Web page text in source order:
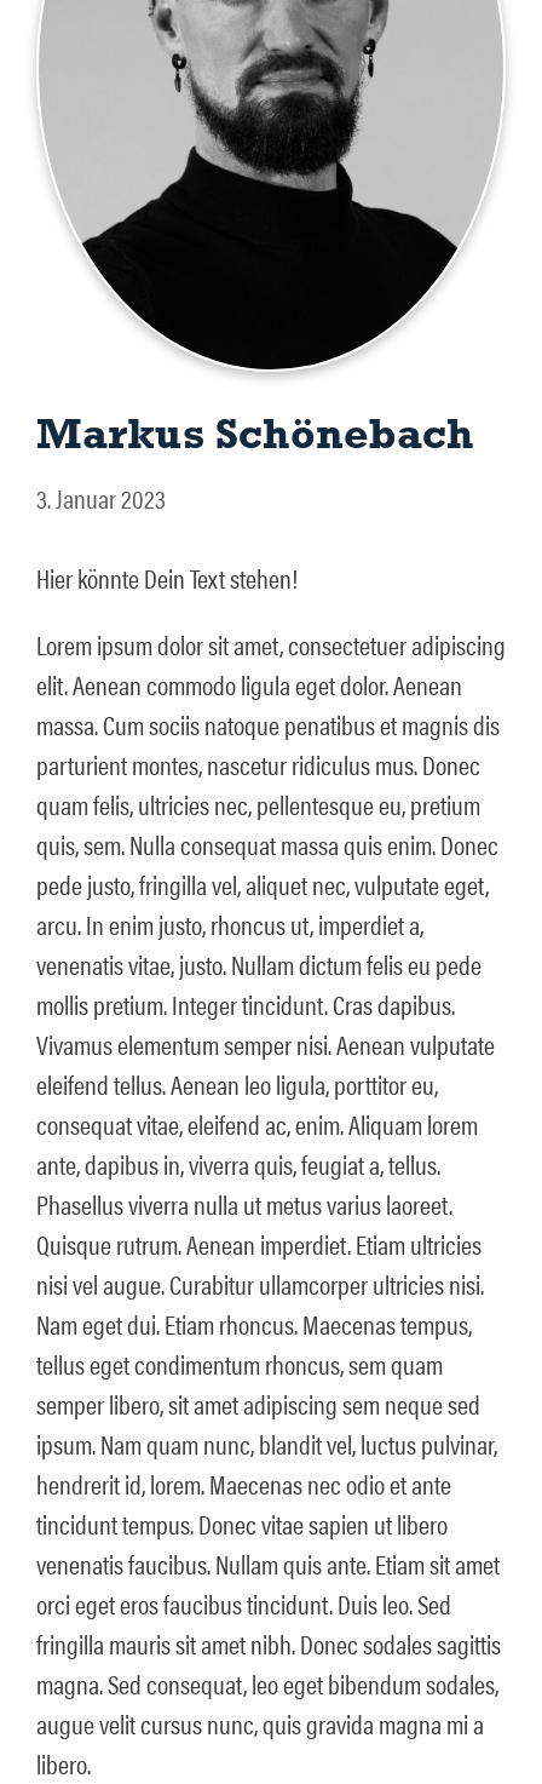
Markus Schönebach
3. Januar 2023
Hier könnte Dein Text stehen!
Lorem ipsum dolor sit amet, consectetuer adipiscing
elit. Aenean commodo ligula eget dolor. Aenean
massa. Cum sociis natoque penatibus et magnis dis
parturient montes, nascetur ridiculus mus. Donec
quam felis, ultricies nec, pellentesque eu, pretium
quis, sem. Nulla consequat massa quis enim. Donec
pede justo, fringilla vel, aliquet nec, vulputate eget,
arcu. In enim justo, rhoncus ut, imperdiet a,
venenatis vitae, justo. Nullam dictum felis eu pede
mollis pretium. Integer tincidunt. Cras dapibus.
Vivamus elementum semper nisi. Aenean vulputate
eleifend tellus. Aenean leo ligula, porttitor eu,
consequat vitae, eleifend ac, enim. Aliquam lorem
ante, dapibus in, viverra quis, feugiat a, tellus.
Phasellus viverra nulla ut metus varius laoreet.
Quisque rutrum. Aenean imperdiet. Etiam ultricies
nisi vel augue. Curabitur ullamcorper ultricies nisi.
Nam eget dui. Etiam rhoncus. Maecenas tempus,
tellus eget condimentum rhoncus, sem quam
semper libero, sit amet adipiscing sem neque sed
ipsum. Nam quam nunc, blandit vel, luctus pulvinar,
hendrerit id, lorem. Maecenas nec odio et ante
tincidunt tempus. Donec vitae sapien ut libero
venenatis faucibus. Nullam quis ante. Etiam sit amet
orci eget eros faucibus tincidunt. Duis leo. Sed
fringilla mauris sit amet nibh. Donec sodales sagittis
magna. Sed consequat, leo eget bibendum sodales,
augue velit cursus nunc, quis gravida magna mi a
libero.